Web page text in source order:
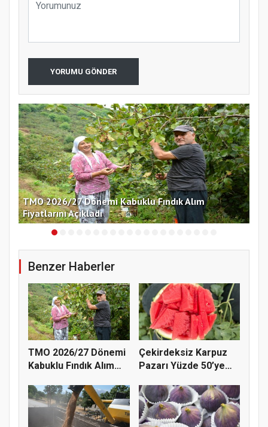
YORUMU GÖNDER
TMO 2026/27 Dönemi Kabuklu Fındık Alım
Fiyatlarını Açıkladı
Benzer Haberler
TMO 2026/27 Dönemi
Kabuklu Fındık Alım
Çekirdeksiz Karpuz
Pazarı Yüzde 50’ye